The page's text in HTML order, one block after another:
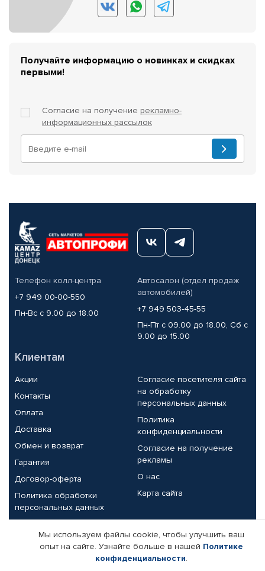
Получайте информацию о новинках и скидках
первыми!
Согласие на получение рекламно-
информационных рассылок
Телефон колл-центра
+7 949 00-00-550
Пн-Вс с 9.00 до 18.00
Автосалон (отдел продаж
автомобилей)
+7 949 503-45-55
Пн-Пт с 09.00 до 18.00, Сб с
9.00 до 15.00
Клиентам
Акции
Контакты
Оплата
Доставка
Обмен и возврат
Гарантия
Договор-оферта
Политика обработки
персональных данных
Согласие посетителя сайта
на обработку
персональных данных
Политика
конфиденциальности
Согласие на получение
рекламы
О нас
Карта сайта
Партнерам
Корпоративным клиентам
Реквизиты компании
Мы используем файлы cookie, чтобы улучшить ваш
опыт на сайте. Узнайте больше в нашей Политике
конфиденциальности.